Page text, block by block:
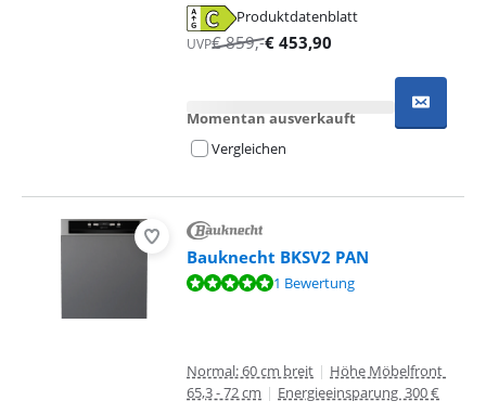
Produktdatenblatt
wird in neuem Tab geöffnetUVP€859,-€ 453,90
Momentan ausverkauft
Vergleichen
Bauknecht BKSV2 PAN
Bewertet mit 9,6 von 10, basierend auf 1 Bewertung.
1 Bewertung
Normal: 60 cm breit | Höhe Möbelfront
65,3 - 72 cm | Energieeinsparung 300 €